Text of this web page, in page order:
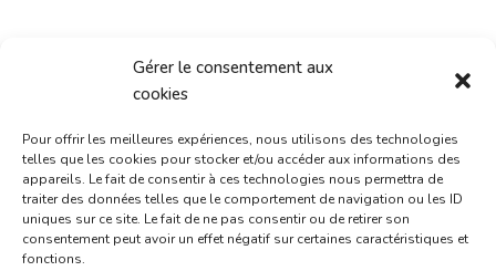
Gérer le consentement aux
cookies
Pour offrir les meilleures expériences, nous utilisons des technologies
telles que les cookies pour stocker et/ou accéder aux informations des
appareils. Le fait de consentir à ces technologies nous permettra de
traiter des données telles que le comportement de navigation ou les ID
uniques sur ce site. Le fait de ne pas consentir ou de retirer son
consentement peut avoir un effet négatif sur certaines caractéristiques et
fonctions.
Consultez nos
offres d'emploi :